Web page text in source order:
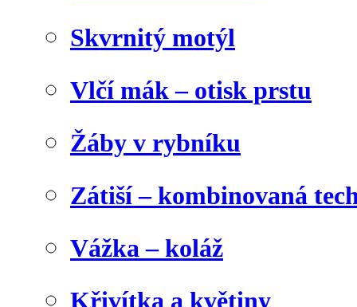
Skvrnitý motýl
Vlčí mák – otisk prstu
Žáby v rybníku
Zátiší – kombinovaná
Vážka – koláž
Křivítka a květiny